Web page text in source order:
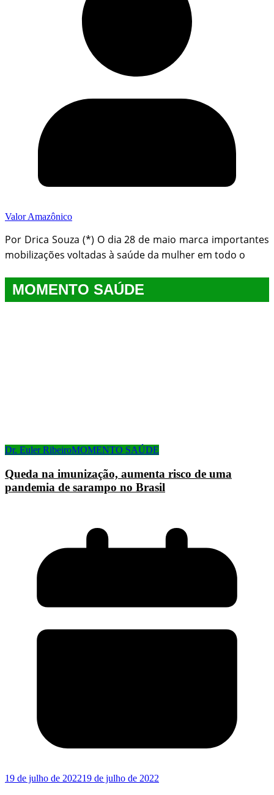
Valor Amazônico
Por Drica Souza (*) O dia 28 de maio marca importantes
mobilizações voltadas à saúde da mulher em todo o
MOMENTO SAÚDE
Dr. Euler RibeiroMOMENTO SAÚDE
Queda na imunização, aumenta risco de uma
pandemia de sarampo no Brasil
19 de julho de 202219 de julho de 2022